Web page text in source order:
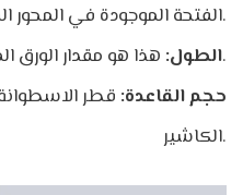
الفتحة الموجودة في المحور المركزي للاسطوانة.
الطول:هذا هو مقدار الورق الملفوف على البكرة.
حجم القاعدة: قطر
الكاشير.